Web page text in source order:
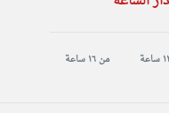
من ١٦ ساعة